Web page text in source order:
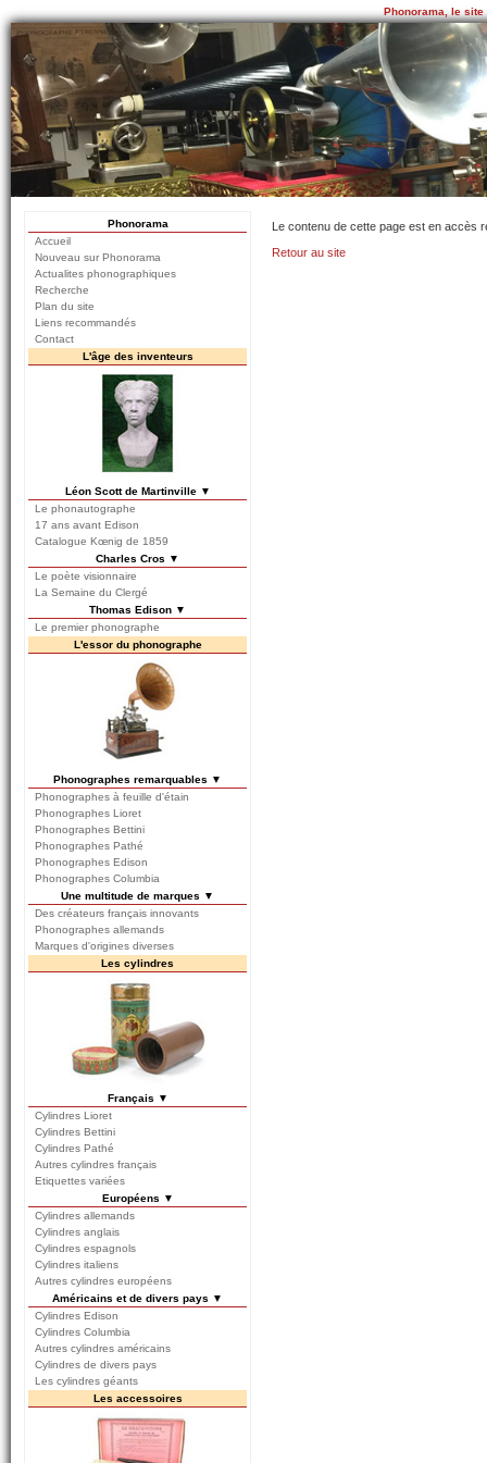
Phonorama, le
Phonorama
Accueil
Nouveau sur Phonorama
Actualites phonographiques
Recherche
Plan du site
Liens recommandés
Contact
L'âge des inventeurs
Léon Scott de Martinville ▼
Le phonautographe
17 ans avant Edison
Catalogue Kœnig de 1859
Charles Cros ▼
Le poète visionnaire
La Semaine du Clergé
Thomas Edison ▼
Le premier phonographe
L'essor du phonographe
Phonographes remarquables ▼
Phonographes à feuille d'étain
Phonographes Lioret
Phonographes Bettini
Phonographes Pathé
Phonographes Edison
Phonographes Columbia
Une multitude de marques ▼
Des créateurs français innovants
Phonographes allemands
Marques d'origines diverses
Les cylindres
Français ▼
Cylindres Lioret
Cylindres Bettini
Cylindres Pathé
Autres cylindres français
Etiquettes variées
Européens ▼
Cylindres allemands
Cylindres anglais
Cylindres espagnols
Cylindres italiens
Autres cylindres européens
Américains et de divers pays ▼
Cylindres Edison
Cylindres Columbia
Autres cylindres américains
Cylindres de divers pays
Les cylindres géants
Les accessoires
Le contenu de cette page est en
Retour au site